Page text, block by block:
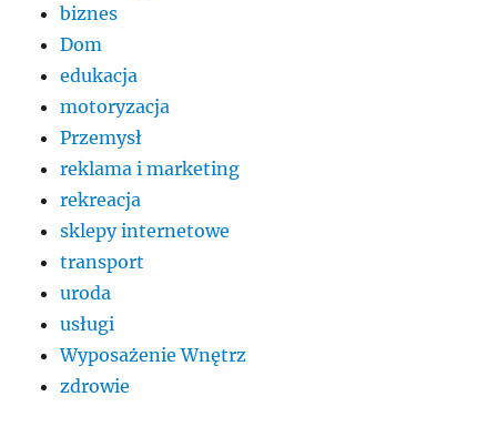
biznes
Dom
edukacja
motoryzacja
Przemysł
reklama i marketing
rekreacja
sklepy internetowe
transport
uroda
usługi
Wyposażenie Wnętrz
zdrowie